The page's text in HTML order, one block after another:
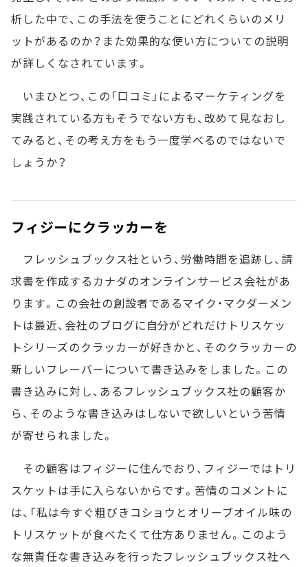
析した中で、この手法を使うことにどれくらいのメリ
ットがあるのか？また効果的な使い方についての説明
が詳しくなされています。
いまひとつ、この「口コミ」によるマーケティングを
実践されている方もそうでない方も、改めて見なおし
てみると、その考え方をもう一度学べるのではないで
しょうか？
フィジーにクラッカーを
フレッシュブックス社という、労働時間を追跡し、請
求書を作成するカナダのオンラインサービス会社があ
ります。この会社の創設者であるマイク・マクダーメン
トは最近、会社のブログに自分がどれだけトリスケッ
トシリーズのクラッカーが好きかと、そのクラッカーの
新しいフレーバーについて書き込みをしました。この
書き込みに対し、あるフレッシュブックス社の顧客か
ら、そのような書き込みはしないで欲しいという苦情
が寄せられました。
その顧客はフィジーに住んでおり、フィジーではトリ
スケットは手に入らないからです。苦情のコメントに
は、「私は今すぐ粗びきコショウとオリーブオイル味の
トリスケットが食べたくて仕方ありません。このよう
な無責任な書き込みを行ったフレッシュブックス社へ